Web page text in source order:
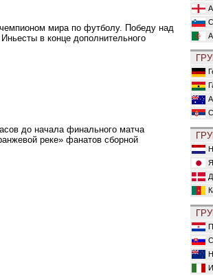
мира по футболу. Победу над
в конце дополнительного
до начала финального матча
реке» фанатов сборной